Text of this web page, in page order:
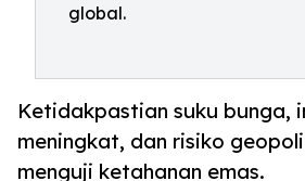
global.
Ketidakpastian suku bunga,
meningkat, dan risiko
menguji ketahanan emas.